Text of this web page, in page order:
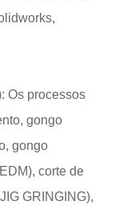
Os processos
gongo
gongo
corte de
GRINGING),